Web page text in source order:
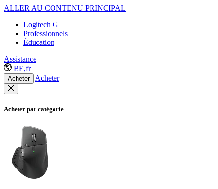
ALLER AU CONTENU PRINCIPAL
Logitech G
Professionnels
Éducation
Assistance
BE,fr
Acheter Acheter
Acheter par catégorie